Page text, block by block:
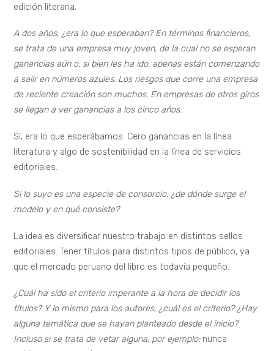
edición literaria.
A dos años, ¿era lo que esperaban? En términos financieros,
se trata de una empresa muy joven, de la cual no se esperan
ganancias aún o, si bien les ha ido, apenas están comenzando
a salir en números azules. Los riesgos que corre una empresa
de reciente creación son muchos. En empresas de otros giros
se llegan a ver ganancias a los cinco años.
Sí, era lo que esperábamos. Cero ganancias en la línea
literatura y algo de sostenibilidad en la línea de servicios
editoriales.
Si lo suyo es una especie de consorcio, ¿de dónde surge el
modelo y en qué consiste?
La idea es diversificar nuestro trabajo en distintos sellos
editoriales. Tener títulos para distintos tipos de público, ya
que el mercado peruano del libro es todavía pequeño.
¿Cuál ha sido el criterio imperante a la hora de decidir los
títulos? Y lo mismo para los autores, ¿cuál es el criterio? ¿Hay
alguna temática que se hayan planteado desde el inicio?
Incluso si se trata de vetar alguna, por ejemplo: nunca